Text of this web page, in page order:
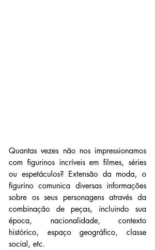
Quantas vezes não nos impressionamos
com figurinos incríveis em filmes, séries
ou espetáculos? Extensão da moda, o
figurino comunica diversas informações
sobre os seus personagens através da
combinação de peças, incluindo sua
época, nacionalidade, contexto
histórico, espaço geográfico, classe
social, etc.